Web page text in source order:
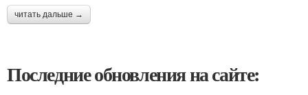
читать дальше →
Последние обновления на сайте: